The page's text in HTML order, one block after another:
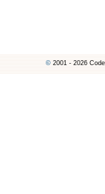
© 2001 - 2026